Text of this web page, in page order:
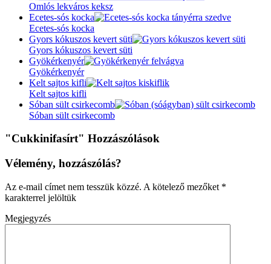
Omlós lekváros keksz
Ecetes-sós kocka
Ecetes-sós kocka
Gyors kókuszos kevert süti
Gyors kókuszos kevert süti
Gyökérkenyér
Gyökérkenyér
Kelt sajtos kifli
Kelt sajtos kifli
Sóban sült csirkecomb
Sóban sült csirkecomb
"Cukkinifasírt" Hozzászólások
Vélemény, hozzászólás?
Az e-mail címet nem tesszük közzé. A kötelező mezőket *
karakterrel jelöltük
Megjegyzés